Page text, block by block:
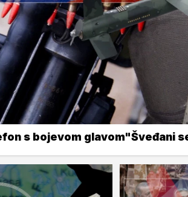
s bojevom glavom"Šveđani